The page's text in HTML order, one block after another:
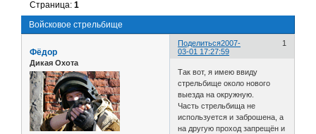
Войсковое стрельбище
Страница:1
Поделиться 1
2007-
03-01 17:27:59
Фёдор
Дикая Охота
Так вот, я имею ввиду
стрельбище около нового
выезда на окружную.
Часть стрельбища не
используется и заброшена, а
на другую проход запрещён и